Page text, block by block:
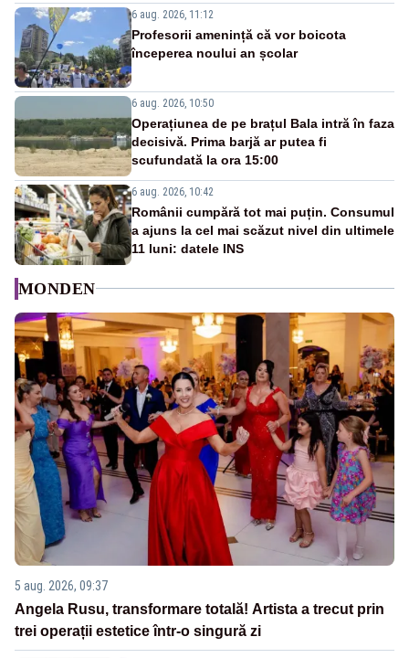
6 aug. 2026, 11:12
Profesorii amenință că vor boicota
începerea noului an școlar
6 aug. 2026, 10:50
Operațiunea de pe brațul Bala intră în faza
decisivă. Prima barjă ar putea fi
scufundată la ora 15:00
6 aug. 2026, 10:42
Românii cumpără tot mai puțin. Consumul
a ajuns la cel mai scăzut nivel din ultimele
11 luni: datele INS
MONDEN
5 aug. 2026, 09:37
Angela Rusu, transformare totală! Artista a trecut prin
trei operații estetice într-o singură zi